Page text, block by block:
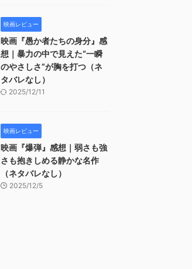
映画レビュー
映画『愚か者たちの身分』感
想｜暴力の中で見えた“一瞬
のやさしさ”が胸を打つ（ネ
タバレなし）
2025/12/11
映画レビュー
映画『爆弾』感想｜弱さも強
さも抱きしめる静かな名作
（ネタバレなし）
2025/12/5